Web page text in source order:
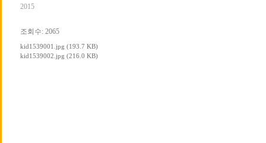
2015
조회수: 2065
kid1539001.jpg (193.7 KB)
kid1539002.jpg (216.0 KB)